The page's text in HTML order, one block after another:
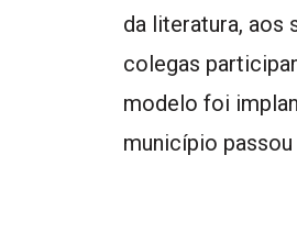
da literatura, aos
colegas
modelo foi
município